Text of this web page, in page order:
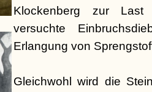
Klockenberg zur
versuchte
Erlangung von
Gleichwohl wird die